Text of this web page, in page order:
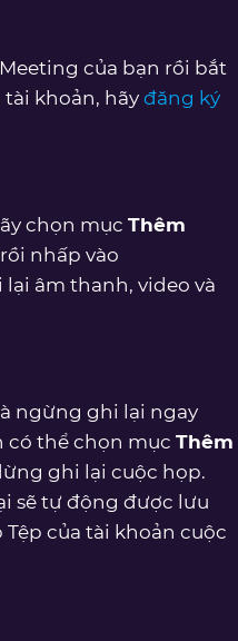
của bạn rồi bắt
khoản, hãy đăng ký
chọn mục Thêm
nhấp vào
lại âm thanh, video và
ngừng ghi lại ngay
có thể chọn mục Thêm
ghi lại cuộc họp.
sẽ tự động được lưu
của tài khoản cuộc